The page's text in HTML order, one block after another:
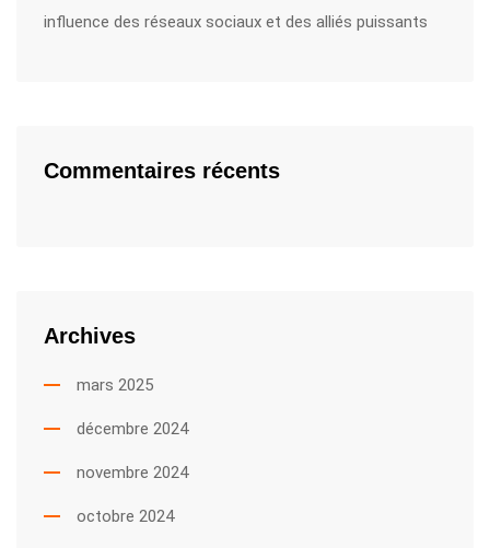
influence des réseaux sociaux et des alliés puissants
Commentaires récents
Archives
mars 2025
décembre 2024
novembre 2024
octobre 2024